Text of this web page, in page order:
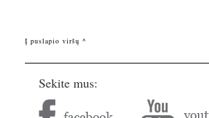
Į puslapio viršų ^
Sekite mus: